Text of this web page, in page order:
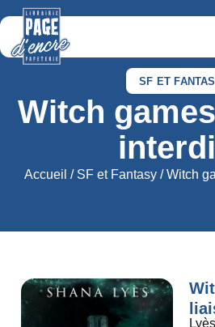
SF ET
Witch
Accueil / SF et Fantasy / Witch